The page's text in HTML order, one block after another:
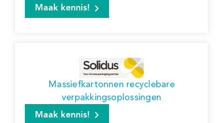
Maak kennis!
Massiefkartonnen recyclebare
verpakkingsoplossingen
Maak kennis!